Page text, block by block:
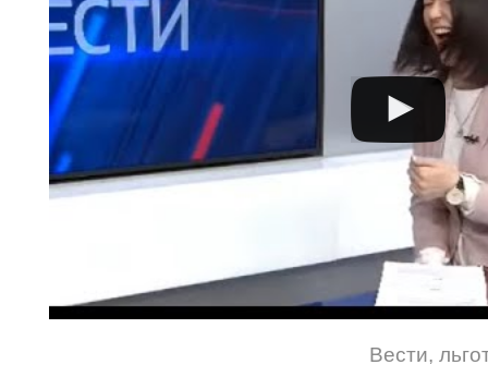
Вести,